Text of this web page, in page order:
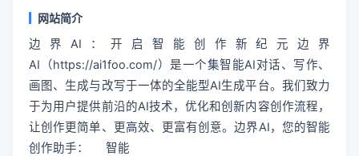
网站简介
边界AI：开启智能创作新纪元边界
AI（https://ai1foo.com/）是一个集智能AI对话、写作、
画图、生成与改写于一体的全能型AI生成平台。我们致力
于为用户提供前沿的AI技术，优化和创新内容创作流程，
让创作更简单、更高效、更富有创意。边界AI，您的智能
创作助手： 	智能